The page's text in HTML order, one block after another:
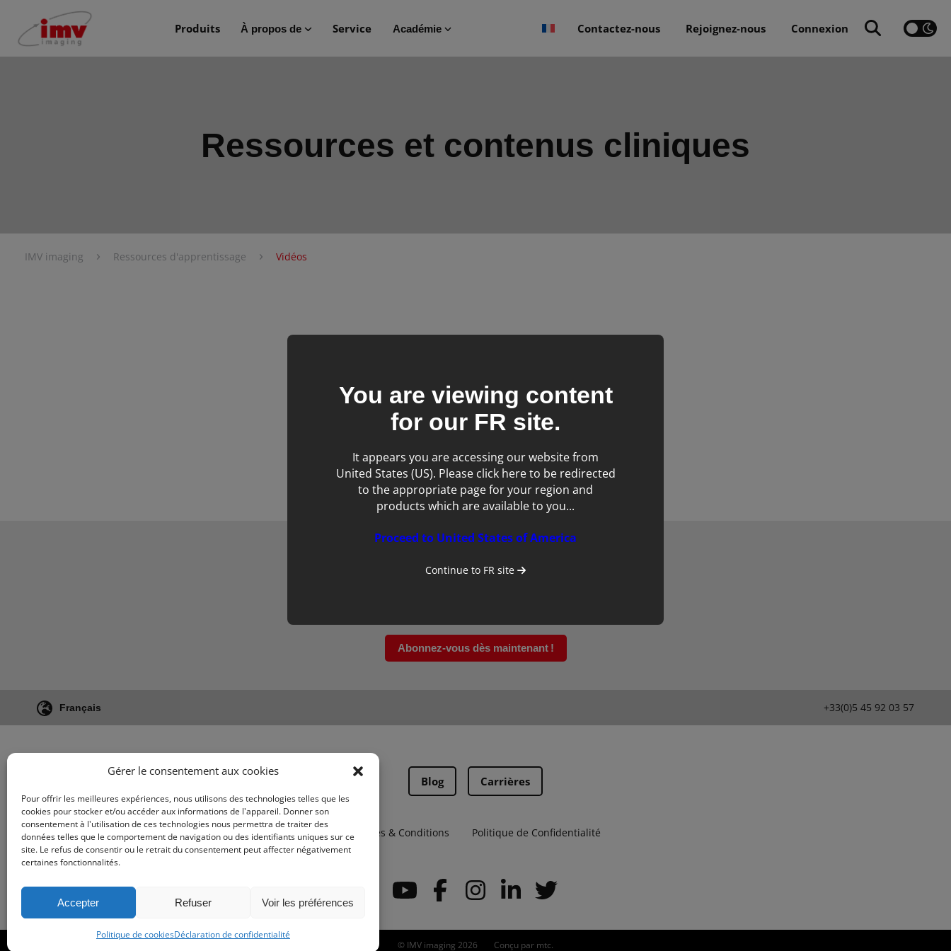
Gérer le consentement aux cookies
Pour offrir les meilleures expériences, nous utilisons des technologies telles que les
cookies pour stocker et/ou accéder aux informations de l'appareil. Donner son
consentement à l'utilisation de ces technologies nous permettra de traiter des
données telles que le comportement de navigation ou des identifiants uniques sur ce
site. Le refus de consentir ou le retrait du consentement peut affecter négativement
certaines fonctionnalités.
Accepter Refuser Voir les préférences
Politique de cookiesDéclaration de confidentialité
Produits À propos de Service Académie Contactez-nous Rejoignez-nous Connexion
Ressources et contenus cliniques
IMV imaging › Ressources d'apprentissage › Vidéos
Aucun résultat correspondant
Abonnez-vous dès maintenant !
Français +33(0)5 45 92 03 57
Blog Carrières
Termes & Conditions Politique de Confidentialité
© IMV imaging 2026 Conçu par mtc.
You are viewing content
for our FR site.
It appears you are accessing our website from
United States (US). Please click here to be redirected
to the appropriate page for your region and
products which are available to you...
Proceed to United States of America
Continue to FRsite